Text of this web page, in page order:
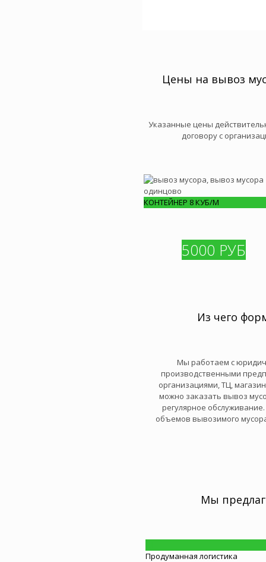
Цены на вывоз
Указанные цены
договору с
КОНТЕЙНЕР 8 КУБ/М
5000 РУБ
Из чего
Мы работаем с
производственными
организациями, ТЦ,
можно заказать вывоз
регулярное
объемов вывозимого
Мы
Продуманная логистика